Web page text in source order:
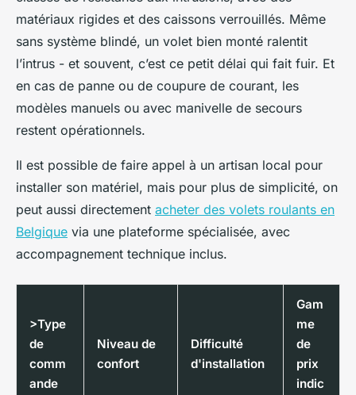
matériaux rigides et des caissons verrouillés. Même
sans système blindé, un volet bien monté ralentit
l’intrus - et souvent, c’est ce petit délai qui fait fuir. Et
en cas de panne ou de coupure de courant, les
modèles manuels ou avec manivelle de secours
restent opérationnels.
Il est possible de faire appel à un artisan local pour
installer son matériel, mais pour plus de simplicité, on
peut aussi directement acheter des volets roulants en
Belgique via une plateforme spécialisée, avec
accompagnement technique inclus.
>Type
de
comm
ande
Niveau de
confort
Difficulté
d'installation
Gam
me
de
prix
indic